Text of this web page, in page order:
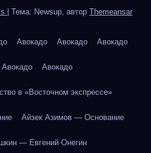
Тема: Newsup, автор Themeansar
Авокадо Авокадо Авокадо
Авокадо Авокадо
в «Восточном экспрессе»
Айзек Азимов — Основание
— Евгений Онегин